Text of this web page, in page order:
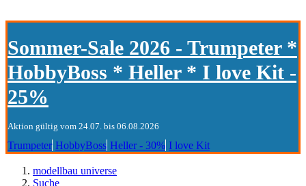
Sommer-Sale 2026 - Trumpeter *
HobbyBoss * Heller * I love Kit -
25%
Aktion gültig vom 24.07. bis 06.08.2026
Trumpeter HobbyBoss Heller - 30% I love Kit
modellbau universe
Suche